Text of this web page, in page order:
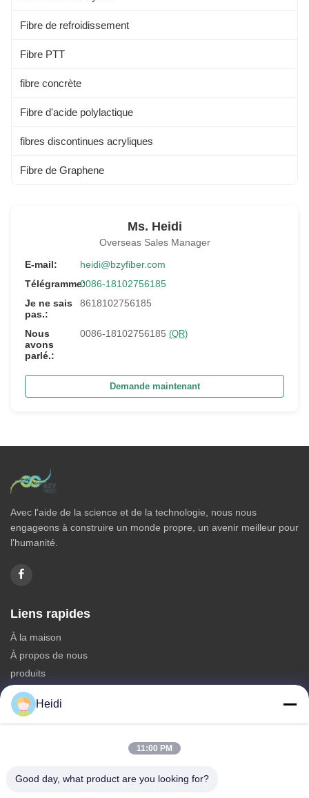
Les fibres de Kapok
Fibre de bambou
Fibre de refroidissement
Fibre PTT
fibre concrète
Fibre d'acide polylactique
fibres discontinues acryliques
Fibre de Graphene
Ms. Heidi
Overseas Sales Manager
E-mail:
heidi@bzyfiber.com
Télégramme:0086-18102756185
Je ne sais
pas.:
8618102756185
Nous
avons
parlé.:
0086-18102756185 (QR)
Demande maintenant
Avec l'aide de la science et de la technologie, nous nous
engageons à construire un monde propre, un avenir meilleur pour
l'humanité.
Liens rapides
À la maison
À propos de nous
produits
Nous contacter
Catégories
Fibre discontinue de polyesters
Fibre de polyester à faible fusion
Heidi
11:00 PM
Good day, what product are you looking for?